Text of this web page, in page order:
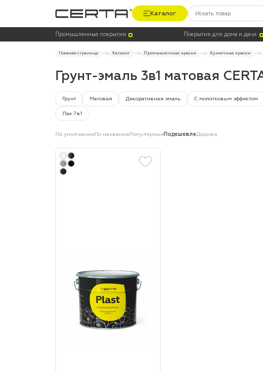
Каталог
Промышленные покрытия Покрытия для дома и дачи
Главная страница Каталог Промышленные краски Кузнечные краски
Грунт-эмаль 3в1 матовая
Грунт Матовая Декоративная эмаль С молотковым эффектом
Лак 7в1
Цвет
По умолчаниюПо названиюПопулярныеПодешевлеДороже